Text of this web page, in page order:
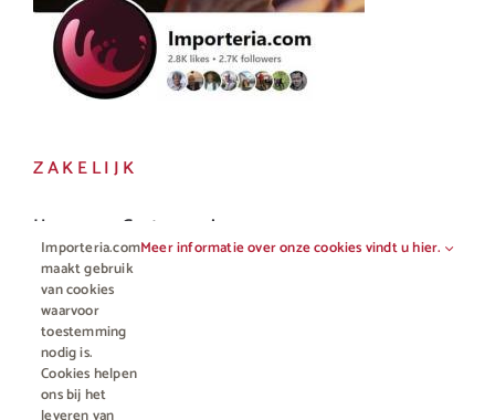
ZAKELIJK
Horeca en Gastronomie
Vakhandel
Importeria.com
maakt gebruik
van cookies
waarvoor
toestemming
nodig is.
Cookies helpen
ons bij het
Meer informatie over onze cookies vindt u hier.